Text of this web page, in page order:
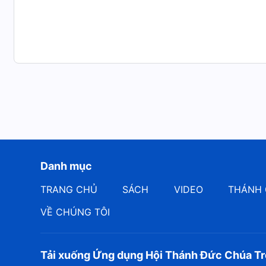
người ở vị trí lưng chừng: Nếu ngươi nghiêng về
đẹp lòng Đức Chúa Trời thì ngươi thuộc về Đức
Trời trong cuộc chiến này, liệu họ có thể làm được
sao? Chẳng phải họ đã bước vào cõi âm ty từ lâu
làm công tác của Ngài, điều đó có nghĩa là con
chiến đấu với Sa-tan thì ngươi sẽ không có khả
việc; họ có thể lôi kéo được một vài người, nhưng
của chính Đức Chúa Trời. Làm sao con người có thể
Danh mục
TRANG CHỦ SÁCH VIDEO THÁNH
VỀ CHÚNG TÔI
Tải xuống Ứng dụng Hội Thánh Đức Chúa